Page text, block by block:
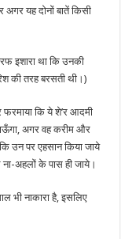
यह दोनों बातें किसी
इशारा था कि उनकी
की तरह बरसती थी।)
फरमाया कि ये शे’र आदमी
अगर वह करीम और
उन पर एहसान किया जाये
अहलों के पास ही जाये।
भी नाकारा है, इसलिए